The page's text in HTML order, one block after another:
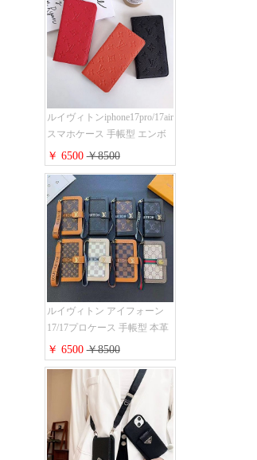
スタンド機能 携帯カバー ハ
イ ブランド アイフォーン
15/14/13ケース 手帳 レディー
ス 人気
ルイヴィトンiphone17pro/17air
スマホケース 手帳型 エンボ
スレザー 本革 モノグラム LV
アイフォン 16pro/16promaxケ
ース 手帳 型 カード入れ 高级
ブランド iPhone 15/14/13 pro
ケース 手帳型 男女通用 大人
かわいい
￥ 6500￥8500
ルイヴィトン アイフォーン
17/17プロケース 手帳型 本革
レザー モノグラム Louis
Vuitton iphone16/16promaxスマ
ホケース 手帳型 カード収納
iphone15/14/13ケース ビジネ
ス風 GUCCI galaxy s26/s25/s24
ケース 手帳型 大人 可愛い
￥ 6500￥8500